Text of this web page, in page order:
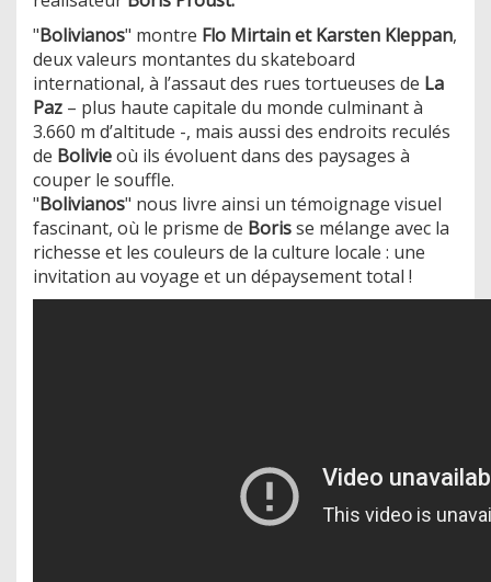
"Bolivianos" montre Flo Mirtain et Karsten Kleppan,
deux valeurs montantes du skateboard
international, à l’assaut des rues tortueuses de La
Paz – plus haute capitale du monde culminant à
3.660 m d’altitude -, mais aussi des endroits reculés
de Bolivieoù ils évoluent dans des paysages à
couper le souffle.
"Bolivianos" nous livre ainsi un témoignage visuel
fascinant, où le prisme de Borisse mélange avec la
richesse et les couleurs de la culture locale : une
invitation au voyage et un dépaysement total !